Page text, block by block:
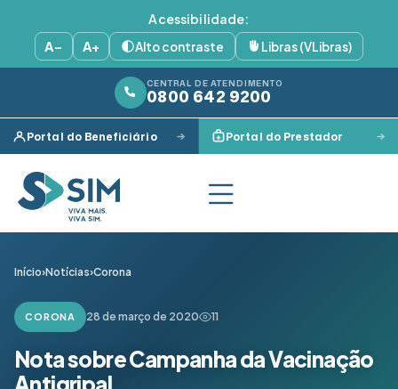
Acessibilidade:
A−
A+ Alto contraste Libras (VLibras)
CENTRAL DE ATENDIMENTO
0800 642 9200
Portal do Beneficiário Portal do Prestador
Início›Notícias›Corona
CORONA 28 de março de 2020 11
Nota sobre Campanha da Vacinação
Antigripal